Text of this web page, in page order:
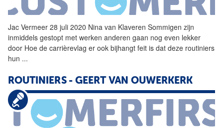
Jac Vermeer 28 juli 2020 Nina van Klaveren Sommigen zijn
inmiddels gestopt met werken anderen gaan nog even lekker
door Hoe de carrièrevlag er ook bijhangt feit is dat deze routiniers
hun ...
ROUTINIERS- GEERT VAN OUWERKERK